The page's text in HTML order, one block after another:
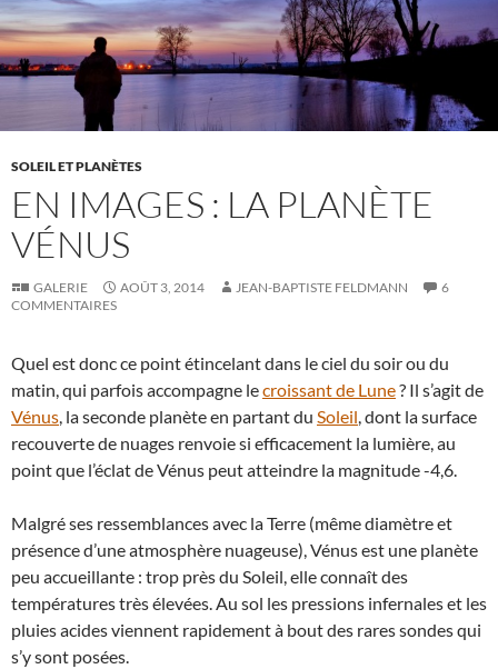
SOLEIL ET PLANÈTES
EN IMAGES : LA PLANÈTE
VÉNUS
GALERIE AOÛT 3, 2014 JEAN-BAPTISTE FELDMANN
6
COMMENTAIRES
Quel est donc ce point étincelant dans le ciel du soir ou du
matin, qui parfois accompagne lecroissant de Lune? Il s’agit de
Vénus, la seconde planète en partant du Soleil, dont la surface
recouverte de nuages renvoie si efficacement la lumière, au
point que l’éclat de Vénus peut atteindre la magnitude -4,6.
Malgré ses ressemblances avec la Terre (même diamètre et
présence d’une atmosphère nuageuse), Vénus est une planète
peu accueillante : trop près du Soleil, elle connaît des
températures très élevées. Au sol les pressions infernales et les
pluies acides viennent rapidement à bout des rares sondes qui
s’y sont posées.